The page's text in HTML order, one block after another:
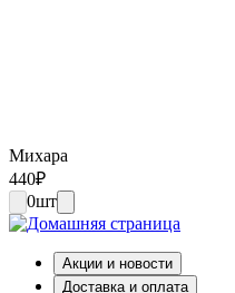
Михара
440₽
0шт
Акции и новости
Доставка и оплата